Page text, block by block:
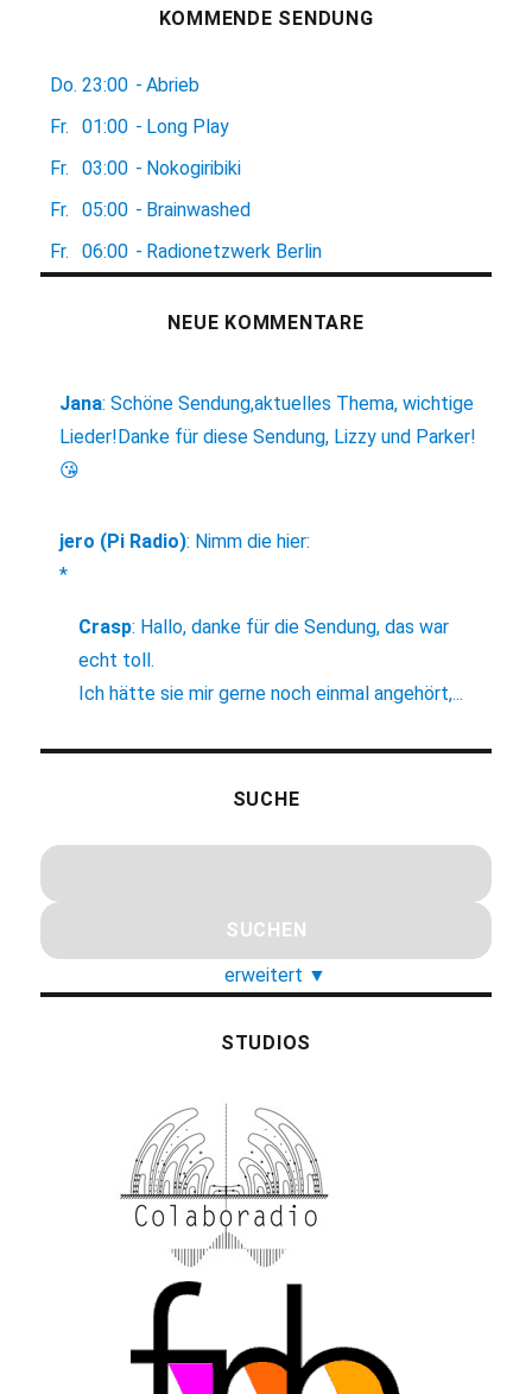
KOMMENDE SENDUNG
Do. 23:00 - Abrieb
Fr.
01:00 - Long Play
Fr.
03:00 - Nokogiribiki
Fr.
05:00 - Brainwashed
Fr.
06:00 - Radionetzwerk Berlin
NEUE KOMMENTARE
Jana:Schöne Sendung,aktuelles Thema, wichtige
Lieder!Danke für diese Sendung, Lizzy und Parker!
😘
jero (Pi Radio): Nimm die hier:
*
Crasp: Hallo, danke für die Sendung, das war
echt toll.
Ich hätte sie mir gerne noch einmal angehört,...
SUCHE
erweitert ▼
STUDIOS